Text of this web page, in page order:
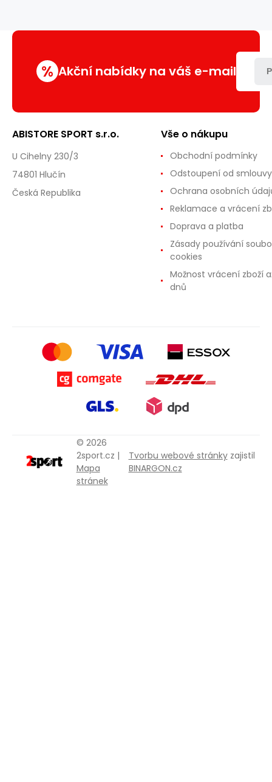
% Akční nabídky na váš e-mail
ABISTORE SPORT s.r.o.
U Cihelny 230/3
74801 Hlučín
Česká Republika
Vše o nákupu
Obchodní podmínky
Odstoupení od smlouvy
Ochrana osobních
Reklamace a vrácení
Doprava a platba
Zásady používání
cookies
Možnost vrácení zboží
dnů
© 2026
2sport.cz |
Mapa
stránek
Tvorbu webové stránkyzajistil
BINARGON.cz